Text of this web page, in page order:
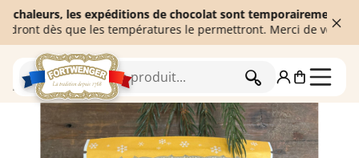
les expéditions de chocolat sont temporairement
dès que les températures le permettront. Merci de votre
RECHERCHER
Accueil